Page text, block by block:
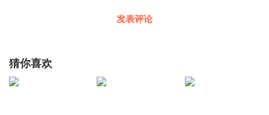
发表评论
猜你喜欢